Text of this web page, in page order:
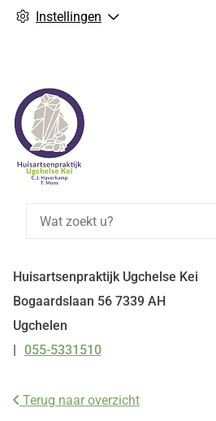
Instellingen
Huisartsenpraktijk Ugchelse Kei
Bogaardslaan 56 7339 AH
Ugchelen
Tel:
055-5331510
Terug naar overzicht